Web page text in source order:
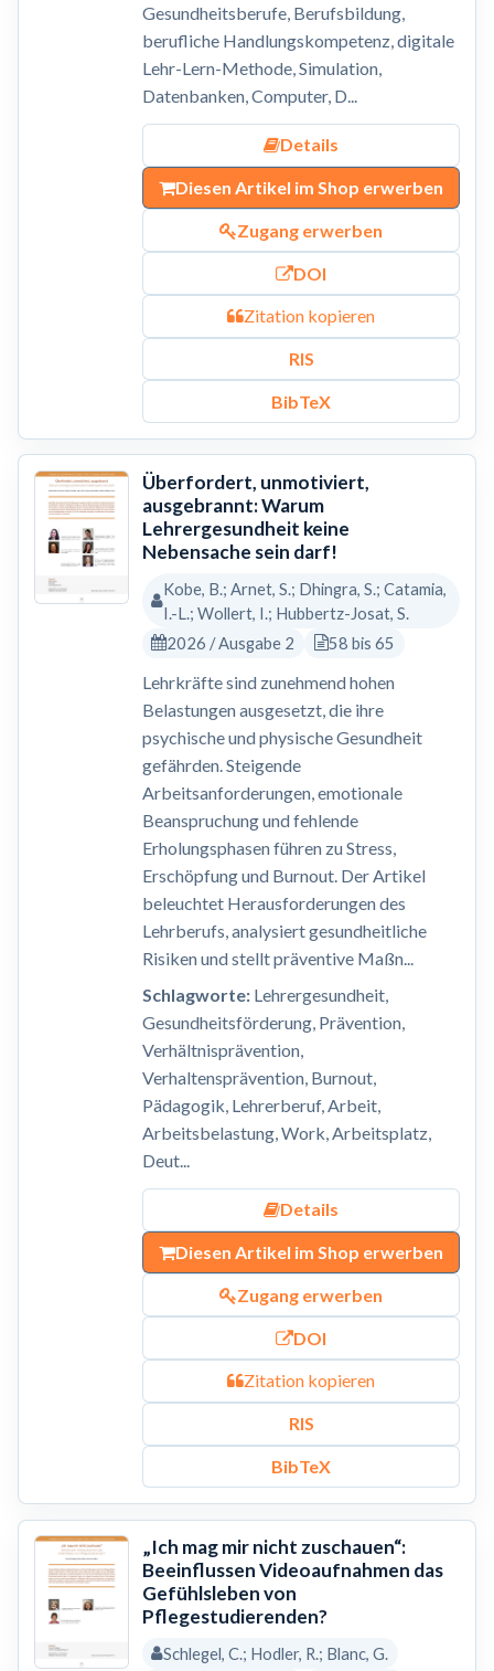
Gesundheitsberufe, Berufsbildung,
berufliche Handlungskompetenz, digitale
Lehr-Lern-Methode, Simulation,
Datenbanken, Computer, D...
Details
Diesen Artikel im Shop erwerben
Zugang erwerben
DOI
Zitation kopieren
RIS
BibTeX
Überfordert, unmotiviert,
ausgebrannt: Warum
Lehrergesundheit keine
Nebensache sein darf!
Kobe, B.; Arnet, S.; Dhingra, S.; Catamia,
I.-L.; Wollert, I.; Hubbertz-Josat, S.
2026 / Ausgabe 2
58 bis 65
Lehrkräfte sind zunehmend hohen
Belastungen ausgesetzt, die ihre
psychische und physische Gesundheit
gefährden. Steigende
Arbeitsanforderungen, emotionale
Beanspruchung und fehlende
Erholungsphasen führen zu Stress,
Erschöpfung und Burnout. Der Artikel
beleuchtet Herausforderungen des
Lehrberufs, analysiert gesundheitliche
Risiken und stellt präventive Maßn...
Schlagworte:Lehrergesundheit,
Gesundheitsförderung, Prävention,
Verhältnisprävention,
Verhaltensprävention, Burnout,
Pädagogik, Lehrerberuf, Arbeit,
Arbeitsbelastung, Work, Arbeitsplatz,
Deut...
Details
Diesen Artikel im Shop erwerben
Zugang erwerben
DOI
Zitation kopieren
RIS
BibTeX
„Ich mag mir nicht zuschauen“:
Beeinflussen Videoaufnahmen das
Gefühlsleben von
Pflegestudierenden?
Schlegel, C.; Hodler, R.; Blanc, G.